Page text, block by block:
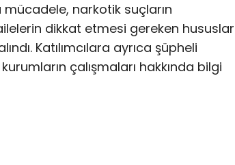
narkotik suçların
dikkat etmesi gereken hususlar
Katılımcılara ayrıca şüpheli
çalışmaları hakkında bilgi